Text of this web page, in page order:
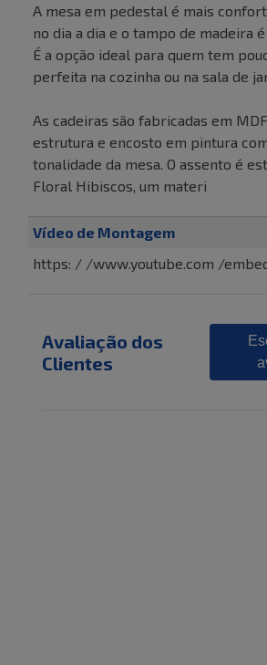
A mesa em pedestal é mais
no dia a dia e o tampo de madeira
É a opção ideal para quem tem
perfeita na cozinha ou na sala de
As cadeiras são fabricadas em
estrutura e encosto em pintura
tonalidade da mesa. O assento é
Floral Hibiscos, um materi
Vídeo de Montagem
https: / /www.youtube.com /
Avaliação dos
Clientes